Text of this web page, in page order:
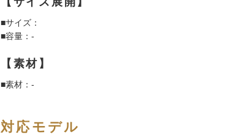
■サイズ：
■容量：-
【素材】
■素材：-
対応モデル